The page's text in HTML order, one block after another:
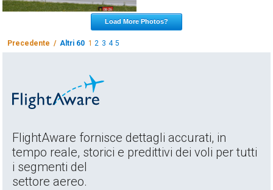
Load More Photos?
Precedente /Altri 60 12 3 4 5
FlightAware fornisce dettagli accurati, in
tempo reale, storici e predittivi dei voli per tutti
i segmenti del
settore aereo.